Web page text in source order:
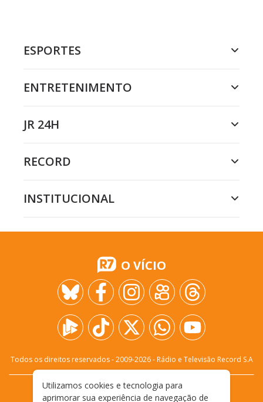
ESPORTES
ENTRETENIMENTO
JR 24H
RECORD
INSTITUCIONAL
O VÍCIO
Todos os direitos reservados - 2009-2026- Rádio e Televisão Record S.A
FALE CONOSCO
PRIVACIDADE
Utilizamos cookies e tecnologia para
aprimorar sua experiência de navegação de